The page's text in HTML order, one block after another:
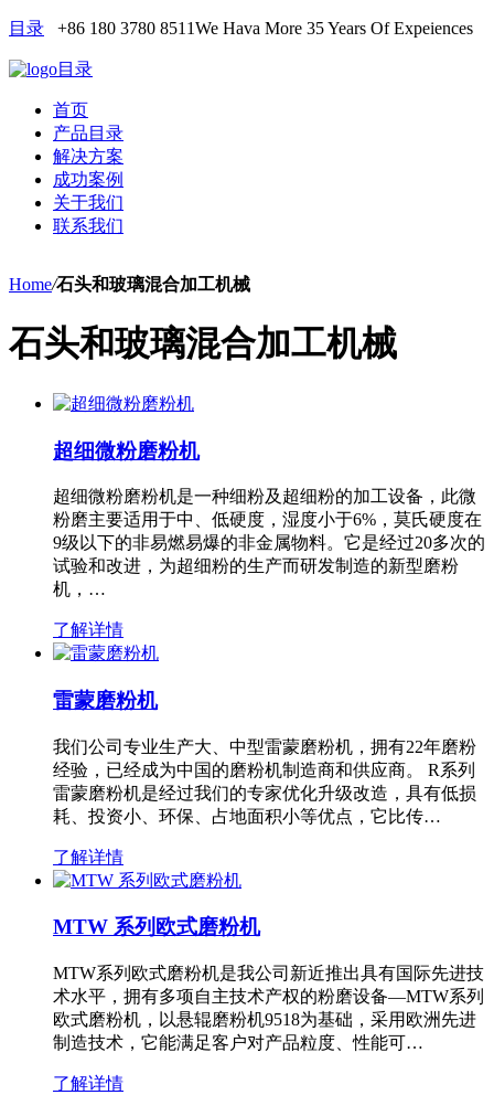
目录 +86 180 3780 8511We Hava More 35 Years Of Expeiences
目录
首页
产品目录
解决方案
成功案例
关于我们
联系我们
Home/石头和玻璃混合加工机械
石头和玻璃混合加工机械
超细微粉磨粉机
超细微粉磨粉机是一种细粉及超细粉的加工设备，此微
粉磨主要适用于中、低硬度，湿度小于6%，莫氏硬度在
9级以下的非易燃易爆的非金属物料。它是经过20多次的
试验和改进，为超细粉的生产而研发制造的新型磨粉
机，…
了解详情
雷蒙磨粉机
我们公司专业生产大、中型雷蒙磨粉机，拥有22年磨粉
经验，已经成为中国的磨粉机制造商和供应商。 R系列
雷蒙磨粉机是经过我们的专家优化升级改造，具有低损
耗、投资小、环保、占地面积小等优点，它比传…
了解详情
MTW 系列欧式磨粉机
MTW系列欧式磨粉机是我公司新近推出具有国际先进技
术水平，拥有多项自主技术产权的粉磨设备—MTW系列
欧式磨粉机，以悬辊磨粉机9518为基础，采用欧洲先进
制造技术，它能满足客户对产品粒度、性能可…
了解详情